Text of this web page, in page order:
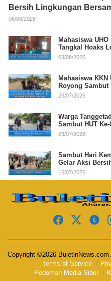
Bersih Lingkungan
06/08/2026
Mahasiswa
Tangkal Hoaks
03/08/2026
Mahasiswa
Royong Sambut
25/07/2026
Warga
Sambut HUT Ke-
23/07/2026
Sambut Hari
Gelar Aksi
16/07/2026
Copyright ©2026
Terms of Service
Pedoman Media Siber